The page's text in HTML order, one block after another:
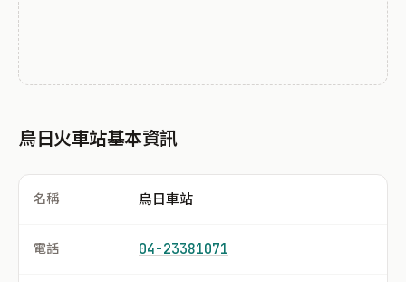
烏日火車站基本資訊
名稱 烏日車站
電話 04-23381071